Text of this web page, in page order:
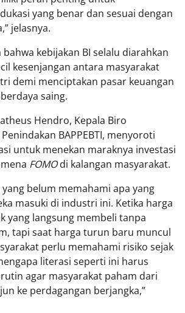
yang benar dan sesuai dengan
jelasnya.
kebijakan BI selalu diarahkan
kesenjangan antara masyarakat
demi menciptakan pasar keuangan
saing.
Hendro, Kepala Biro
BAPPEBTI, menyoroti
untuk menekan maraknya investasi
FOMOdi kalangan masyarakat.
yang belum memahami apa yang
masuki di industri ini. Ketika harga
yang langsung membeli tanpa
tapi saat harga turun baru muncul
perlu memahami risiko sejak
literasi seperti ini harus
agar masyarakat paham dari
ke perdagangan berjangka,”